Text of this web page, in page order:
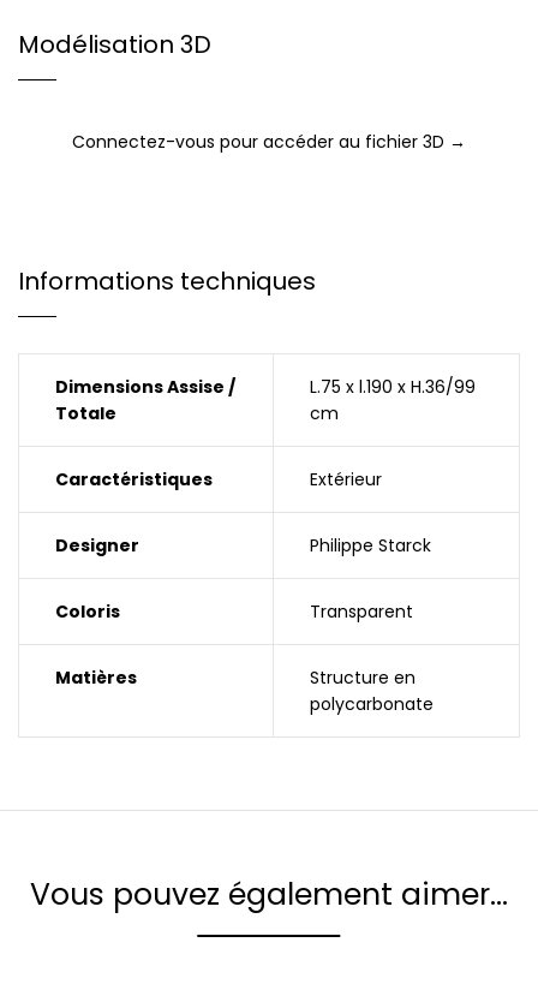
Modélisation 3D
Connectez-vous pour accéder au fichier 3D →
Informations techniques
Dimensions Assise /
Totale
L.75 x l.190 x H.36/99
cm
Caractéristiques Extérieur
Designer Philippe Starck
Coloris Transparent
Matières
Structure en
polycarbonate
Vous pouvez également aimer…